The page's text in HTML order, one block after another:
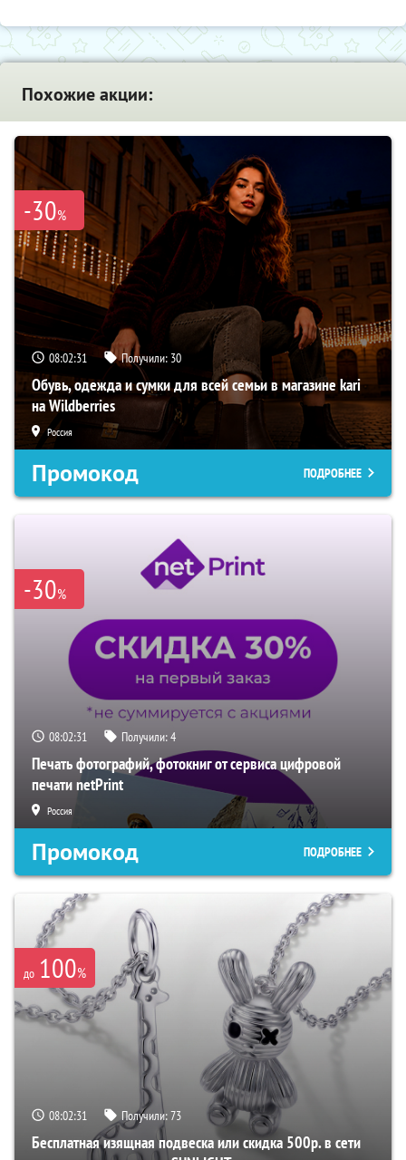
Похожие акции:
-30%
08:02:30 Получили: 30
Обувь, одежда и сумки для всей семьи в магазине kari
на Wildberries
Россия
Промокод ПОДРОБНЕЕ
-30%
08:02:30 Получили:4
Печать фотографий, фотокниг от сервиса цифровой
печати netPrint
Россия
Промокод ПОДРОБНЕЕ
до 100%
08:02:30 Получили:73
Бесплатная изящная подвеска или скидка 500р. в сети